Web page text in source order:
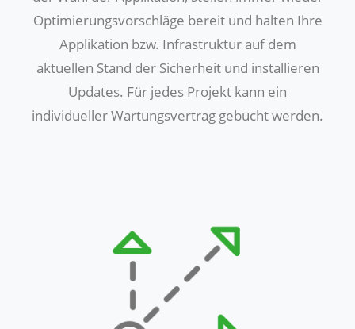
Optimierungsvorschläge bereit und halten Ihre
Applikation bzw. Infrastruktur auf dem
aktuellen Stand der Sicherheit und installieren
Updates. Für jedes Projekt kann ein
individueller Wartungsvertrag gebucht werden.